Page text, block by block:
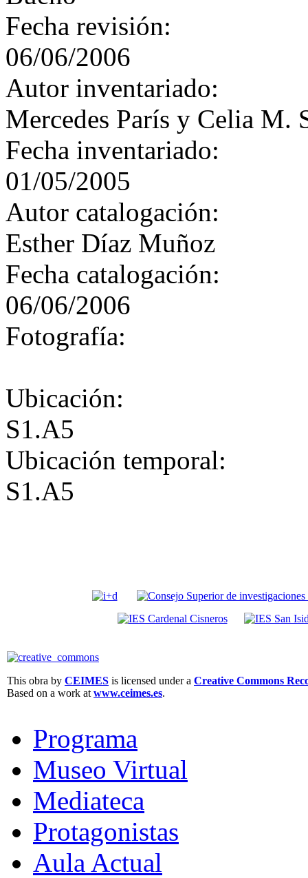
Fecha revisión:
06/06/2006
Autor inventariado:
Mercedes París y Celia M.
Fecha inventariado:
01/05/2005
Autor catalogación:
Esther Díaz Muñoz
Fecha catalogación:
06/06/2006
Fotografía:
Ubicación:
S1.A5
Ubicación temporal:
S1.A5
This obra by CEIMES is licensed under a Creative Commons
Based on a work at www.ceimes.es.
Programa
Museo Virtual
Mediateca
Protagonistas
Aula Actual